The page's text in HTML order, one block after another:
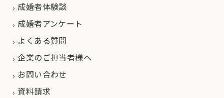
成婚者体験談
成婚者アンケート
よくある質問
企業のご担当者様へ
お問い合わせ
資料請求